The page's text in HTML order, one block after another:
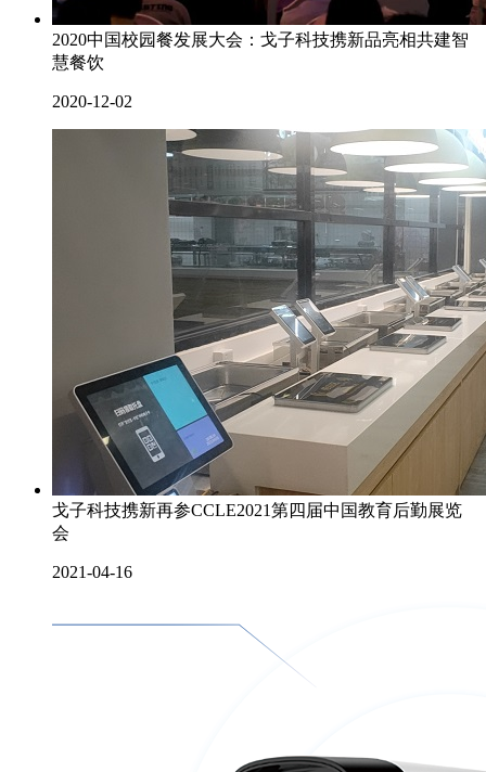
2020中国校园餐发展大会：戈子科技携新品亮相共建智
慧餐饮
2020-12-02
戈子科技携新再参CCLE2021第四届中国教育后勤展览
会
2021-04-16